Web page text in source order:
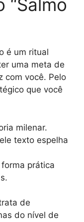
“Salmo
é um ritual
uma meta de
com você. Pelo
que você
milenar.
texto espelha
prática
de
do nível de